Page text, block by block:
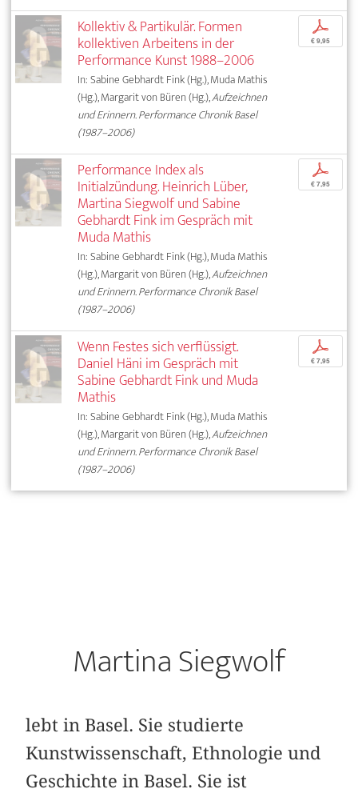
Kollektiv & Partikulär. Formen
kollektiven Arbeitens in der
Performance Kunst 1988–2006
In: Sabine Gebhardt Fink (Hg.), Muda Mathis
(Hg.), Margarit von Büren (Hg.),Aufzeichnen
und Erinnern. Performance Chronik Basel
(1987–2006)
p
€ 9,95
Performance Index als
Initialzündung. Heinrich Lüber,
Martina Siegwolf und Sabine
Gebhardt Fink im Gespräch mit
Muda Mathis
In: Sabine Gebhardt Fink (Hg.), Muda Mathis
(Hg.), Margarit von Büren (Hg.),Aufzeichnen
und Erinnern. Performance Chronik Basel
(1987–2006)
p
€ 7,95
Wenn Festes sich verflüssigt.
Daniel Häni im Gespräch mit
Sabine Gebhardt Fink und Muda
Mathis
In: Sabine Gebhardt Fink (Hg.), Muda Mathis
(Hg.), Margarit von Büren (Hg.),Aufzeichnen
und Erinnern. Performance Chronik Basel
(1987–2006)
p
€ 7,95
Martina Siegwolf
lebt in Basel. Sie studierte
Kunstwissenschaft, Ethnologie und
Geschichte in Basel. Sie ist